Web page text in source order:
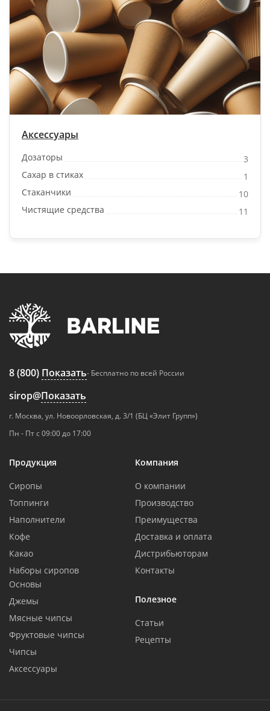
Аксессуары
Дозаторы
3
Сахар в стиках
1
Стаканчики
10
Чистящие средства
11
8 (800) Показать- Бесплатно по всей России
sirop@Показать
г. Москва, ул. Новоорловская, д. 3/1 (БЦ «Элит Групп»)
Пн - Пт с 09:00 до 17:00
Продукция
Сиропы
Топпинги
Наполнители
Кофе
Какао
Наборы сиропов
Основы
Джемы
Мясные чипсы
Фруктовые чипсы
Чипсы
Аксессуары
Компания
О компании
Производство
Преимущества
Доставка и оплата
Дистрибьюторам
Контакты
Полезное
Статьи
Рецепты